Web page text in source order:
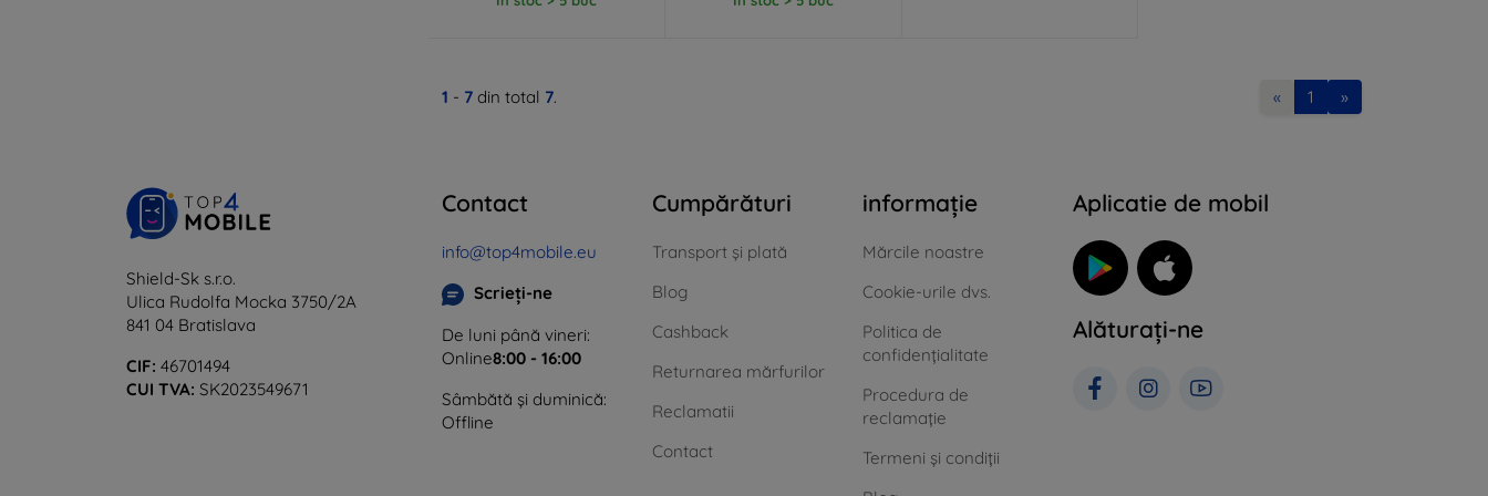
1 - 7 din total 7. « 1 »
Shield-Sk s.r.o.
Ulica Rudolfa Mocka 3750/2A
841 04 Bratislava
CIF: 46701494
CUI TVA: SK2023549671
Contact
info@top4mobile.eu
Scrieți-ne
De luni până vineri:
Online8:00 - 16:00
Sâmbătă și duminică:
Offline
Cumpărături
Transport și plată
Blog
Cashback
Returnarea mărfurilor
Reclamatii
Contact
informație
Mărcile noastre
Cookie-urile dvs.
Politica de
confidențialitate
Procedura de
reclamație
Termeni și condiții
Aplicatie de mobil
Alăturați-ne